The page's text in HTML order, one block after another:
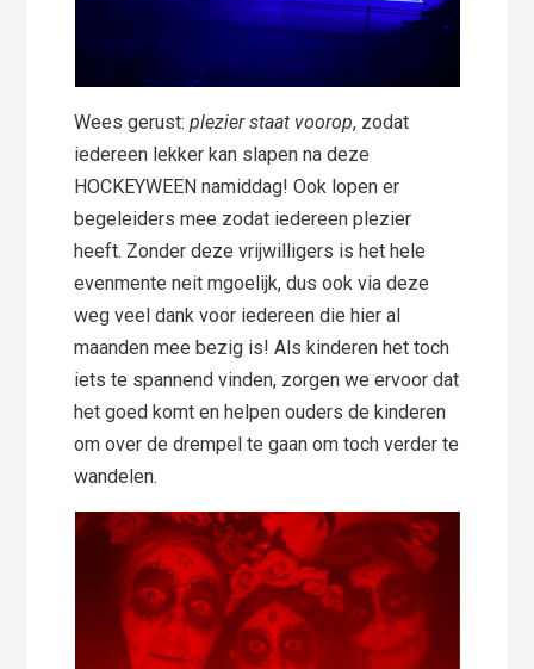
Wees gerust:plezier staat voorop, zodat
iedereen lekker kan slapen na deze
HOCKEYWEEN namiddag! Ook lopen er
begeleiders mee zodat iedereen plezier
heeft. Zonder deze vrijwilligers is het hele
evenmente neit mgoelijk, dus ook via deze
weg veel dank voor iedereen die hier al
maanden mee bezig is! Als kinderen het toch
iets te spannend vinden, zorgen we ervoor dat
het goed komt en helpen ouders de kinderen
om over de drempel te gaan om toch verder te
wandelen.